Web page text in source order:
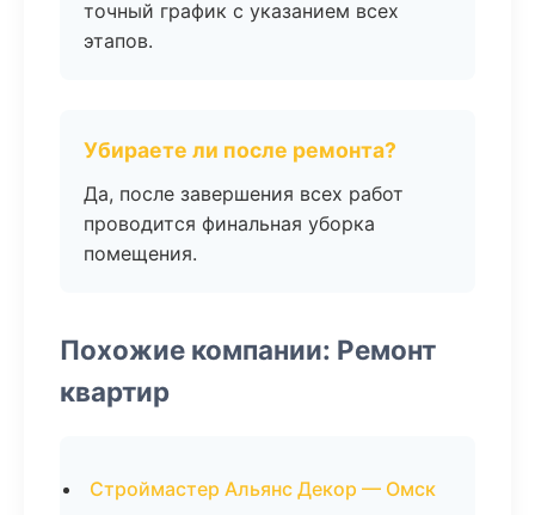
точный график с указанием всех
этапов.
Убираете ли после ремонта?
Да, после завершения всех работ
проводится финальная уборка
помещения.
Похожие компании: Ремонт
квартир
Строймастер Альянс Декор — Омск